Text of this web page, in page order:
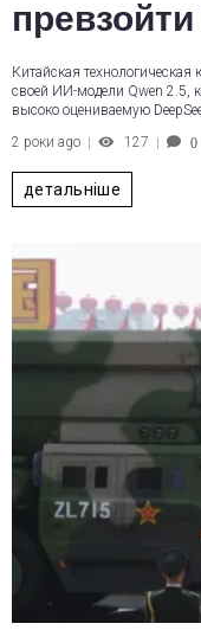
Китайская
своей ИИ-модели Qwen 2.5,
высоко оцениваемую
2 роки ago
127 0
детальніше